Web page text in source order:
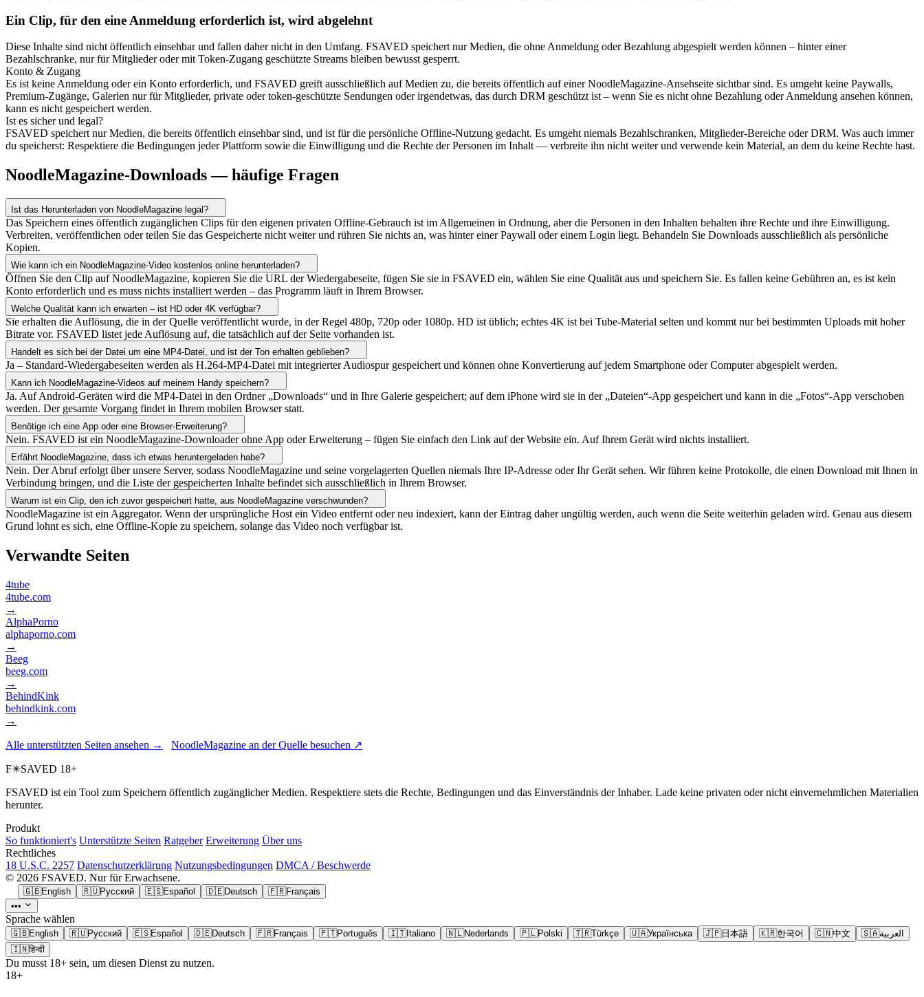
Ein Clip, für den eine Anmeldung erforderlich ist, wird abgelehnt
Diese Inhalte sind nicht öffentlich einsehbar und fallen daher nicht in den Umfang. FSAVED speichert nur Medien, die ohne Anmeldung oder Bezahlung abgespielt werden können – hinter einer
Bezahlschranke, nur für Mitglieder oder mit Token-Zugang geschützte Streams bleiben bewusst gesperrt.
Konto & Zugang
Es ist keine Anmeldung oder ein Konto erforderlich, und FSAVED greift ausschließlich auf Medien zu, die bereits öffentlich auf einer NoodleMagazine-Ansehseite sichtbar sind. Es umgeht keine Paywalls,
Premium-Zugänge, Galerien nur für Mitglieder, private oder token-geschützte Sendungen oder irgendetwas, das durch DRM geschützt ist – wenn Sie es nicht ohne Bezahlung oder Anmeldung ansehen können,
kann es nicht gespeichert werden.
Ist es sicher und legal?
FSAVED speichert nur Medien, die bereits öffentlich einsehbar sind, und ist für die persönliche Offline-Nutzung gedacht. Es umgeht niemals Bezahlschranken, Mitglieder-Bereiche oder DRM. Was auch immer
du speicherst: Respektiere die Bedingungen jeder Plattform sowie die Einwilligung und die Rechte der Personen im Inhalt — verbreite ihn nicht weiter und verwende kein Material, an dem du keine Rechte hast.
NoodleMagazine-Downloads — häufige Fragen
Ist das Herunterladen von NoodleMagazine legal?
Das Speichern eines öffentlich zugänglichen Clips für den eigenen privaten Offline-Gebrauch ist im Allgemeinen in Ordnung, aber die Personen in den Inhalten behalten ihre Rechte und ihre Einwilligung.
Verbreiten, veröffentlichen oder teilen Sie das Gespeicherte nicht weiter und rühren Sie nichts an, was hinter einer Paywall oder einem Login liegt. Behandeln Sie Downloads ausschließlich als persönliche
Kopien.
Wie kann ich ein NoodleMagazine-Video kostenlos online herunterladen?
Öffnen Sie den Clip auf NoodleMagazine, kopieren Sie die URL der Wiedergabeseite, fügen Sie sie in FSAVED ein, wählen Sie eine Qualität aus und speichern Sie. Es fallen keine Gebühren an, es ist kein
Konto erforderlich und es muss nichts installiert werden – das Programm läuft in Ihrem Browser.
Welche Qualität kann ich erwarten – ist HD oder 4K verfügbar?
Sie erhalten die Auflösung, die in der Quelle veröffentlicht wurde, in der Regel 480p, 720p oder 1080p. HD ist üblich; echtes 4K ist bei Tube-Material selten und kommt nur bei bestimmten Uploads mit hoher
Bitrate vor. FSAVED listet jede Auflösung auf, die tatsächlich auf der Seite vorhanden ist.
Handelt es sich bei der Datei um eine MP4-Datei, und ist der Ton erhalten geblieben?
Ja – Standard-Wiedergabeseiten werden als H.264-MP4-Datei mit integrierter Audiospur gespeichert und können ohne Konvertierung auf jedem Smartphone oder Computer abgespielt werden.
Kann ich NoodleMagazine-Videos auf meinem Handy speichern?
Ja. Auf Android-Geräten wird die MP4-Datei in den Ordner „Downloads“ und in Ihre Galerie gespeichert; auf dem iPhone wird sie in der „Dateien“-App gespeichert und kann in die „Fotos“-App verschoben
werden. Der gesamte Vorgang findet in Ihrem mobilen Browser statt.
Benötige ich eine App oder eine Browser-Erweiterung?
Nein. FSAVED ist ein NoodleMagazine-Downloader ohne App oder Erweiterung – fügen Sie einfach den Link auf der Website ein. Auf Ihrem Gerät wird nichts installiert.
Erfährt NoodleMagazine, dass ich etwas heruntergeladen habe?
Nein. Der Abruf erfolgt über unsere Server, sodass NoodleMagazine und seine vorgelagerten Quellen niemals Ihre IP-Adresse oder Ihr Gerät sehen. Wir führen keine Protokolle, die einen Download mit Ihnen in
Verbindung bringen, und die Liste der gespeicherten Inhalte befindet sich ausschließlich in Ihrem Browser.
Warum ist ein Clip, den ich zuvor gespeichert hatte, aus NoodleMagazine verschwunden?
NoodleMagazine ist ein Aggregator. Wenn der ursprüngliche Host ein Video entfernt oder neu indexiert, kann der Eintrag daher ungültig werden, auch wenn die Seite weiterhin geladen wird. Genau aus diesem
Grund lohnt es sich, eine Offline-Kopie zu speichern, solange das Video noch verfügbar ist.
Verwandte Seiten
4tube
4tube.com
→
AlphaPorno
alphaporno.com
→
Beeg
beeg.com
→
BehindKink
behindkink.com
→
Alle unterstützten Seiten ansehen → NoodleMagazine an der Quelle besuchen ↗
F✳SAVED 18+
FSAVED ist ein Tool zum Speichern öffentlich zugänglicher Medien. Respektiere stets die Rechte, Bedingungen und das Einverständnis der Inhaber. Lade keine privaten oder nicht einvernehmlichen Materialien
herunter.
Produkt
So funktioniert's Unterstützte Seiten Ratgeber Erweiterung Über uns
Rechtliches
18 U.S.C. 2257 Datenschutzerklärung Nutzungsbedingungen DMCA / Beschwerde
© 2026 FSAVED. Nur für Erwachsene.
🇬🇧English 🇷🇺Русский 🇪🇸Español 🇩🇪Deutsch 🇫🇷Français
•••
Sprache wählen
🇬🇧English 🇷🇺Русский 🇪🇸Español 🇩🇪Deutsch 🇫🇷Français 🇵🇹Português 🇮🇹Italiano 🇳🇱Nederlands 🇵🇱Polski 🇹🇷Türkçe 🇺🇦Українська 🇯🇵日本語 🇰🇷한국어 🇨🇳中文 🇸🇦العربية
🇮🇳हिन्दी
Du musst 18+ sein, um diesen Dienst zu nutzen.
18+